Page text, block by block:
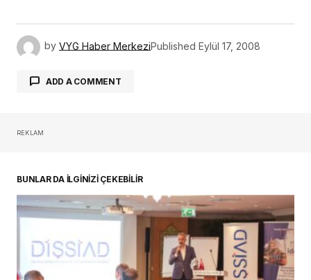
by VYG Haber MerkeziPublished Eylül 17, 2008
ADD A COMMENT
REKLAM
BUNLAR DA İLGİNİZİ ÇEKEBİLİR